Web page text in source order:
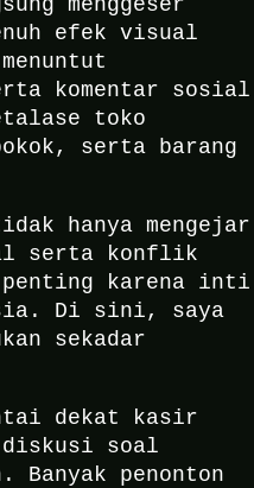
efek visual
komentar sosial
toko
serta barang
hanya mengejar
serta konflik
karena inti
Di sini, saya
sekadar
dekat kasir
diskusi soal
penonton